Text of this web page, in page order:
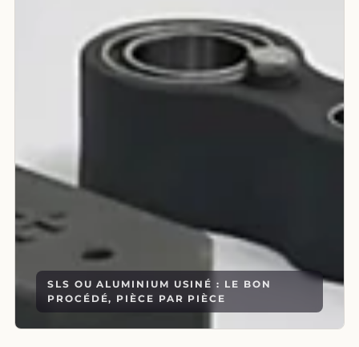
SLS OU ALUMINIUM USINÉ : LE BON
PROCÉDÉ, PIÈCE PAR PIÈCE